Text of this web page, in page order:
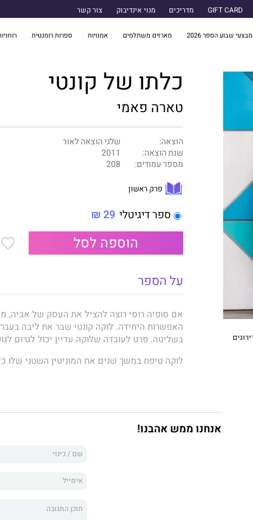
GIFT CARD מדריכים מנוי אינדיבוק צור קשר
מבצעי שבוע הספר 2026 מארזים משתלמים אמנויות ספרות רומנטית
כלתו של קונטי
טארה פאמי
הוצאה:
שלגי הוצאה לאור
שנת הוצאה:
2011
מספר עמודים:
208
פרק ראשון
ספר דיגיטלי 29 ₪
הוספה לסל
על הספר
אם סופיה רוסי רוצה להציל את העסק של אביה,
האפשרות היחידה. לוקה קונטי שבר את ליבה
בשליטה. פרט לעובדה שלוקה עדיין יכול לגרום
לוקה טיפח במשך שנים את המוניטין השטני
אך איש העסקים הממולח יכול לראות את
אנחנו ממש אהבנו!